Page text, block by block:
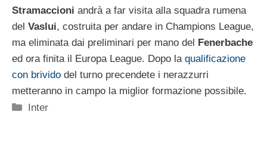
Stramaccioni andrà a far visita alla squadra rumena
del Vaslui, costruita per andare in Champions League,
ma eliminata dai preliminari per mano del
Fenerbache
ed ora finita il Europa League. Dopo la qualificazione
con brivido del turno precendete i nerazzurri
metteranno in campo la miglior formazione possibile.
Categorie
Inter